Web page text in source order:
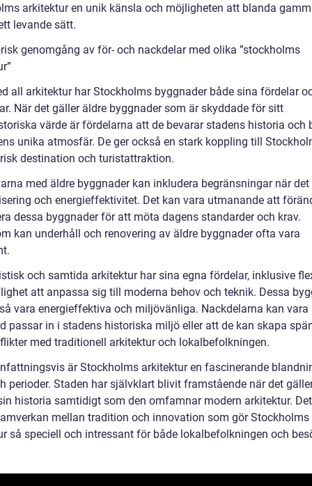
arkitektur en unik känsla och möjligheten att blanda
levande sätt.
genomgång av för- och nackdelar med olika ”stockholms
all arkitektur har Stockholms byggnader både sina fördelar
När det gäller äldre byggnader som är skyddade för sitt
värde är fördelarna att de bevarar stadens historia och
unika atmosfär. De ger också en stark koppling till
destination och turistattraktion.
med äldre byggnader kan inkludera begränsningar när det
och energieffektivitet. Det kan vara utmanande att
dessa byggnader för att möta dagens standarder och krav.
kan underhåll och renovering av äldre byggnader ofta vara
och samtida arkitektur har sina egna fördelar, inklusive
att anpassa sig till moderna behov och teknik. Dessa
vara energieffektiva och miljövänliga. Nackdelarna kan vara
passar in i stadens historiska miljö eller att de kan skapa
med traditionell arkitektur och lokalbefolkningen.
är Stockholms arkitektur en fascinerande
perioder. Staden har självklart blivit framstående när det
historia samtidigt som den omfamnar modern arkitektur.
mellan tradition och innovation som gör Stockholms
så speciell och intressant för både lokalbefolkningen och